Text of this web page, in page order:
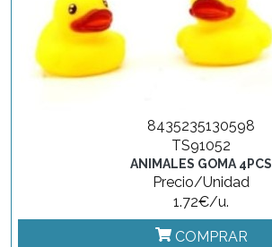
8435235130598
TS91052
ANIMALES GOMA 4PCS
Precio/Unidad
1.72€/u.
COMPRAR